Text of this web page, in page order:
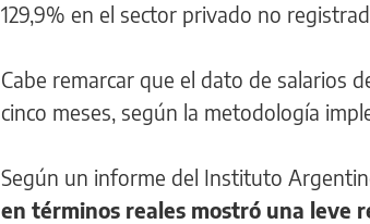
129,9% en el sector privado no
Cabe remarcar que el dato de salarios
cinco meses, según la metodología
Según un informe del Instituto
en términos reales mostró una leve